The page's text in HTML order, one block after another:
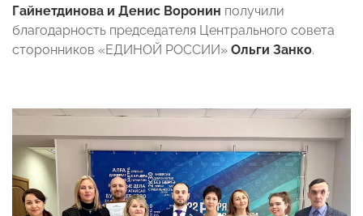
Гайнетдинова и Денис Воронин получили
благодарность председателя Центрального совета
сторонников «ЕДИНОЙ РОССИИ» Ольги Занко.